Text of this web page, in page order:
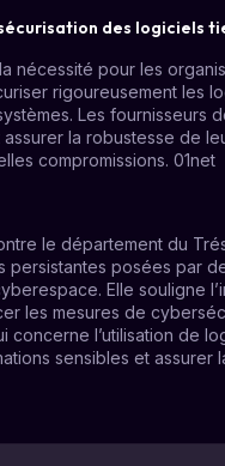
des logiciels
nécessité pour les
rigoureusement les
Les fournisseurs
la robustesse de
compromissions. 01net
le département du
persistantes posées par
Elle souligne
les mesures de
concerne l’utilisation de
sensibles et assurer